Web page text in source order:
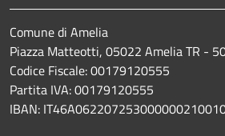
Comune di Amelia
Piazza Matteotti, 05022 Amelia TR -
Codice Fiscale: 00179120555
Partita IVA: 00179120555
IBAN: